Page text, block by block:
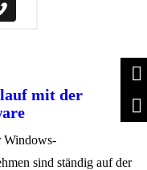
mit der
Windows-
sind ständig auf der